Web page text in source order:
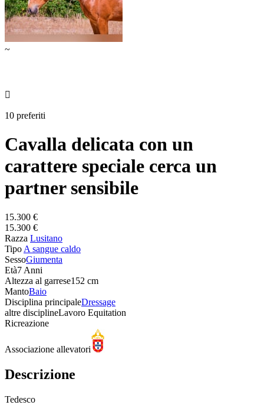
~

10 preferiti
Cavalla delicata con un
carattere speciale cerca un
partner sensibile
15.300 €
15.300 €
Razza Lusitano
Tipo A sangue caldo
SessoGiumenta
Età7 Anni
Altezza al garrese152 cm
MantoBaio
Disciplina principaleDressage
altre disciplineLavoro Equitation
Ricreazione
Associazione allevatori
Descrizione
Tedesco